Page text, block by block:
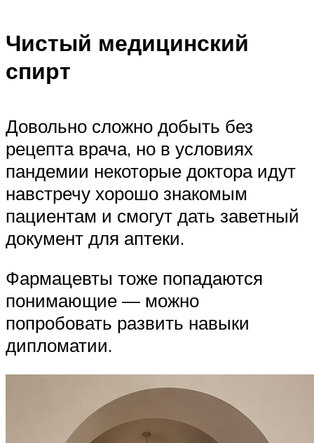
Чистый медицинский
спирт
Довольно сложно добыть без
рецепта врача, но в условиях
пандемии некоторые доктора идут
навстречу хорошо знакомым
пациентам и смогут дать заветный
документ для аптеки.
Фармацевты тоже попадаются
понимающие — можно
попробовать развить навыки
дипломатии.